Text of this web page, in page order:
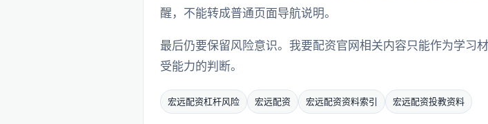
醒，不能转成普通页面导航说明。
最后仍要保留风险意识。我要配资官网相关内容只能作为学习
受能力的判断。
宏远配资杠杆风险 宏远配资 宏远配资资料索引 宏远配资投教资料